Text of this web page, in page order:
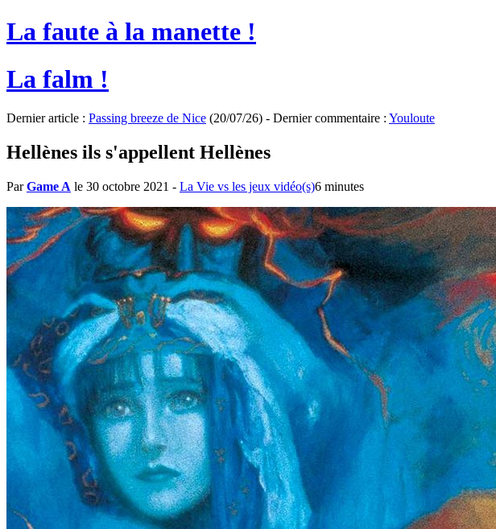
La faute à la manette !
La falm !
Dernier article : Passing breeze de Nice (20/07/26) - Dernier commentaire : Youloute
Hellènes ils s'appellent Hellènes
ParGame A le 30 octobre 2021 - La Vie vs les jeux vidéo(s)6 minutes